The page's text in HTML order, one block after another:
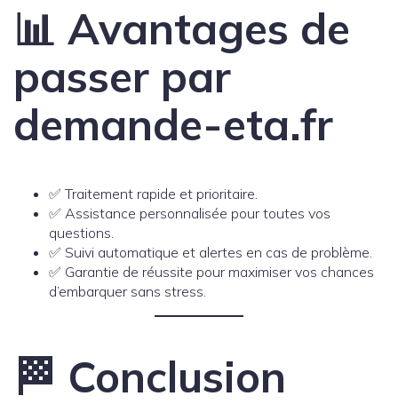
📊 Avantages de
passer par
demande-eta.fr
✅ Traitement rapide et prioritaire.
✅ Assistance personnalisée pour toutes vos
questions.
✅ Suivi automatique et alertes en cas de problème.
✅ Garantie de réussite pour maximiser vos chances
d’embarquer sans stress.
🏁 Conclusion